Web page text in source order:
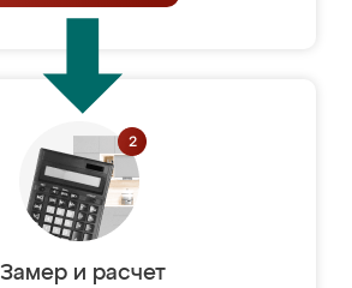
Замер и расчет